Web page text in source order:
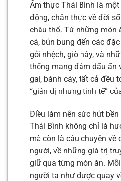
Ẩm thực Thái Bình là
động, chân thực về đời
châu thổ. Từ những món
cá, bún bung đến các
gỏi nhệch, giò nây, và
thống mang đậm dấu ấn
gai, bánh cáy, tất cả đều
“giản dị nhưng tinh tế”
Điều làm nên sức hút
Thái Bình không chỉ là
mà còn là câu chuyện về
người, về những giá trị
giữ qua từng món ăn.
người ta như được quay